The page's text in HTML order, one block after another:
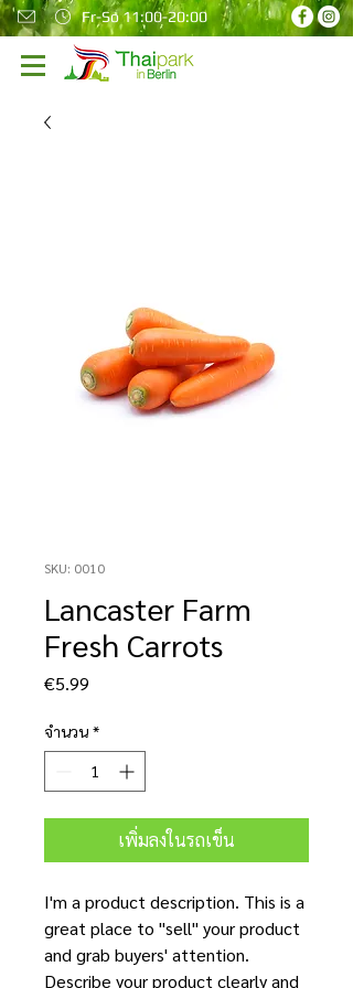
Fr-So 11:00-20:00
SKU: 0010
Lancaster Farm
Fresh Carrots
€5.99
จำนวน *
เพิ่มลงในรถเข็น
I'm a product description. This is a
great place to "sell" your product
and grab buyers' attention.
Describe your product clearly and